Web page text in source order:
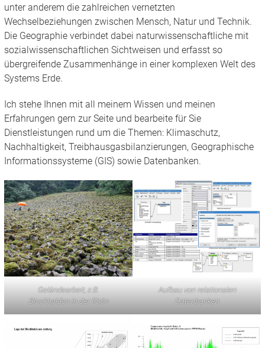
unter anderem die zahlreichen vernetzten
Wechselbeziehungen zwischen Mensch, Natur und Technik.
Die Geographie verbindet dabei naturwissenschaftliche mit
sozialwissenschaftlichen Sichtweisen und erfasst so
übergreifende Zusammenhänge in einer komplexen Welt des
Systems Erde.
Ich stehe Ihnen mit all meinem Wissen und meinen
Erfahrungen gern zur Seite und bearbeite für Sie
Dienstleistungen rund um die Themen: Klimaschutz,
Nachhaltigkeit, Treibhausgasbilanzierungen, Geographische
Informationssysteme (GIS) sowie Datenbanken.
Geländearbeit, z.B.
Blockhalden in der Rhön
Aufbau von relationalen
Datenbanken